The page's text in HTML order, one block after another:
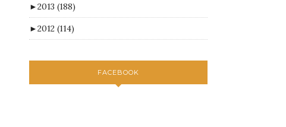
►2013 (188)
►2012 (114)
FACEBOOK